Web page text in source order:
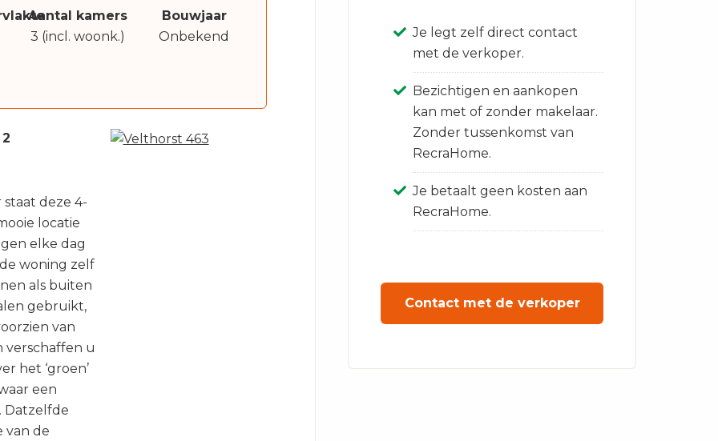
Aantal kamers
3 (incl. woonk.)
Bouwjaar
Onbekend
deze 4-
locatie
elke dag
woning zelf
als buiten
gebruikt,
van
verschaffen u
het ‘groen’
een
Datzelfde
van de
Je legt zelf direct contact
met de verkoper.
Bezichtigen en aankopen
kan met of zonder makelaar.
Zonder tussenkomst van
RecraHome.
Je betaalt geen kosten aan
RecraHome.
Contact met de verkoper